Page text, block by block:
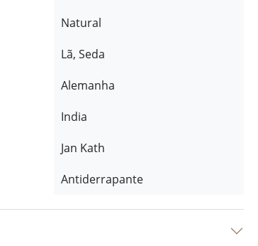
Natural
Lã, Seda
Alemanha
India
Jan Kath
Antiderrapante